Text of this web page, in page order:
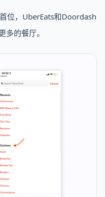
位，UberEats和Doordash
的餐厅。